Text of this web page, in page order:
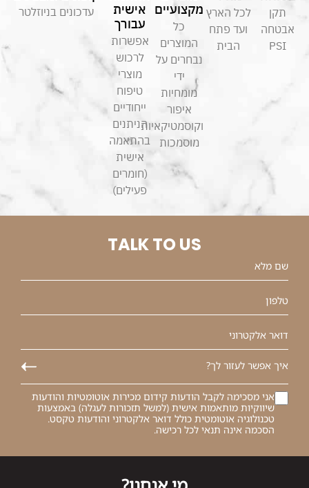
תקן
אבטחה
PSI
לכל הארץ
ועד פתח
הבית
מקצועיים
כל
המוצרים
נבחרים על
ידי
מומחיות
איפור
וקוסמטיקאיות
מוסמכות
אישית
עבורך
אפשרות
לרכוש
מוצרי
טיפוח
ייחודיים
הניתנים
בהתאמה
אישית
(חומרים
פעילים)
עדכונים בניוזלטר
TALK TO US
אני מסכימה לקבל הודעות קידום מכירות אוטומטיות והודעות
שיווקיות מותאמות אישית (למשל תזכורות לעגלה) באמצעות
טכנולוגיה אוטומטית כולל דואר אלקטרוני והודעות טקסט.
הסכמה אינה תנאי לכל רכישה.